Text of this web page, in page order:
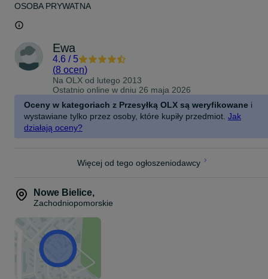
OSOBA PRYWATNA
Ewa
4.6 / 5
(8 ocen)
Na OLX od lutego 2013
Ostatnio online w dniu 26 maja 2026
Oceny w kategoriach z Przesyłką OLX są weryfikowane i
wystawiane tylko przez osoby, które kupiły przedmiot. Jak
działają oceny?
Więcej od tego ogłoszeniodawcy
Nowe Bielice,
Zachodniopomorskie